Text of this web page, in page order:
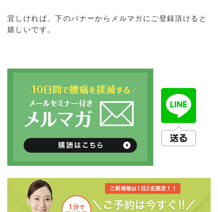
宜しければ、下のバナーからメルマガにご登録頂けると
嬉しいです。